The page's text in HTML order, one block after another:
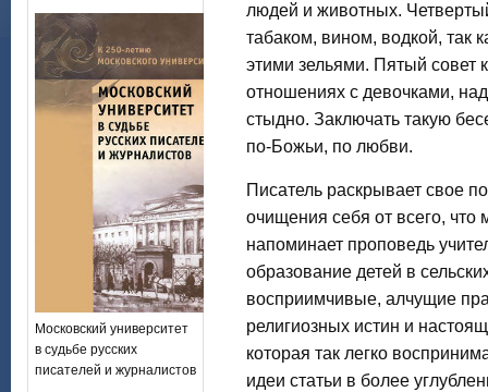
Московский университет
в судьбе русских
писателей и журналистов
людей и животных.
табаком, вином, водкой, так
этими зельями. Пятый совет
отношениях с девочками,
стыдно. Заключать такую
по-Божьи, по любви.
Писатель раскрывает свое
очищения себя от всего,
напоминает проповедь
образование детей в
восприимчивые, алчущие
религиозных истин и
которая так легко
идеи статьи в более